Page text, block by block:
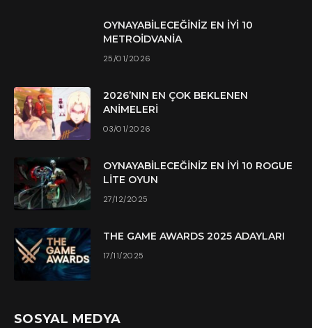
OYNAYABILECEĞINIZ EN İYI 10
METROIDVANIA
25/01/2026
2026’NIN EN ÇOK BEKLENEN
ANIMELERI
03/01/2026
OYNAYABILECEĞINIZ EN İYI 10 ROGUE
LITE OYUN
27/12/2025
THE GAME AWARDS 2025 ADAYLARI
17/11/2025
SOSYAL MEDYA